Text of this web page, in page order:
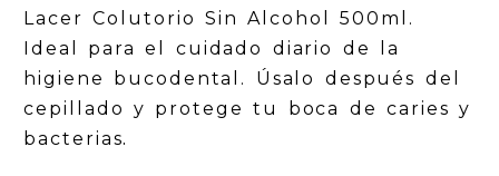
Lacer Colutorio Sin Alcohol 500ml.
Ideal para el cuidado diario de la
higiene bucodental. Úsalo después del
cepillado y protege tu boca de caries y
bacterias.